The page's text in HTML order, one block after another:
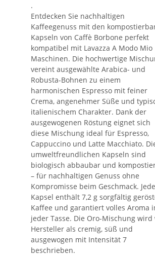
.
Entdecken Sie nachhaltigen
Kaffeegenuss mit den
Kapseln von Caffè Borbone perfekt
kompatibel mit Lavazza A Modo Mio
Maschinen. Die hochwertige
vereint ausgewählte Arabica- und
Robusta-Bohnen zu einem
harmonischen Espresso mit feiner
Crema, angenehmer Süße und
italienischem Charakter. Dank der
ausgewogenen Röstung eignet sich
diese Mischung ideal für Espresso,
Cappuccino und Latte Macchiato.
umweltfreundlichen Kapseln sind
biologisch abbaubar und
– für nachhaltigen Genuss ohne
Kompromisse beim Geschmack. Jede
Kapsel enthält 7,2 g sorgfältig
Kaffee und garantiert volles Aroma
jeder Tasse. Die Oro-Mischung wird
Hersteller als cremig, süß und
ausgewogen mit Intensität 7
beschrieben.